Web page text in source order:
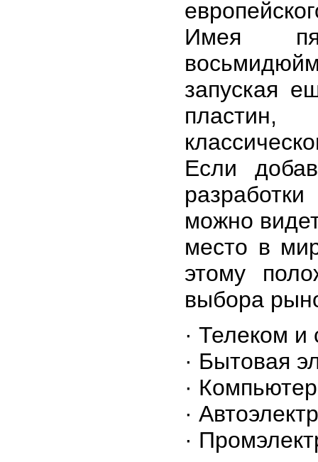
Имея
запуская
Если
можно
место в
этому
выбора
· Телеком и
· Бытовая
·
·
·